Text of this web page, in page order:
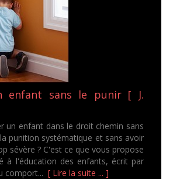
enfant sans le punir [ J.
un enfant dans le droit chemin sans
punition systématique et sans avoir
sévère ? C'est ce que vous propose
à l'éducation des enfants, écrit par
comport... [ Lire la suite ... ]